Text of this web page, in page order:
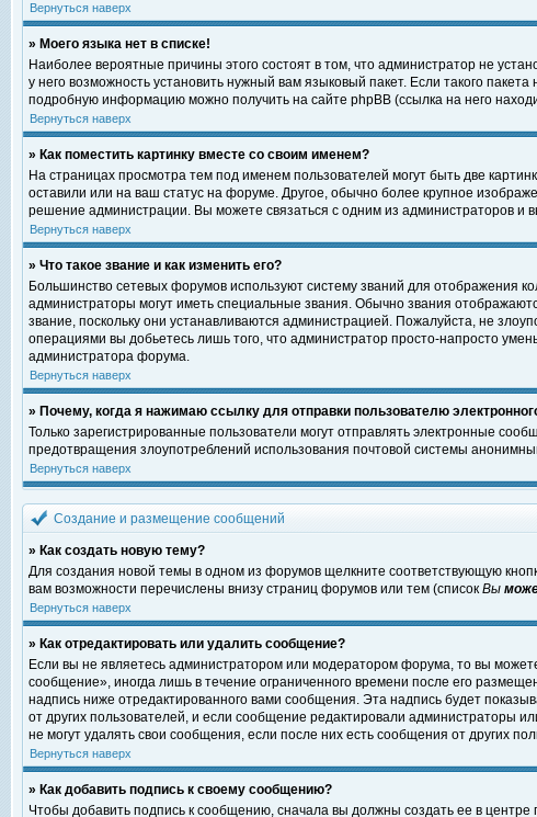
Вернуться наверх
» Моего языка нет в списке!
Наиболее вероятные причины этого состоят в том, что администратор не
у него возможность установить нужный вам языковый пакет. Если такого
подробную информацию можно получить на сайте phpBB (ссылка на него
Вернуться наверх
» Как поместить картинку вместе со своим именем?
На страницах просмотра тем под именем пользователей могут быть две
оставили или на ваш статус на форуме. Другое, обычно более крупное
решение администрации. Вы можете связаться с одним из администраторов и
Вернуться наверх
» Что такое звание и как изменить его?
Большинство сетевых форумов используют систему званий для отображения
администраторы могут иметь специальные звания. Обычно звания
звание, поскольку они устанавливаются администрацией. Пожалуйста, не
операциями вы добьетесь лишь того, что администратор просто-напросто
администратора форума.
Вернуться наверх
» Почему, когда я нажимаю ссылку для отправки пользователю
Только зарегистрированные пользователи могут отправлять электронные
предотвращения злоупотреблений использования почтовой системы
Вернуться наверх
Создание и размещение сообщений
» Как создать новую тему?
Для создания новой темы в одном из форумов щелкните соответствующую
вам возможности перечислены внизу страниц форумов или тем (список Вы
Вернуться наверх
» Как отредактировать или удалить сообщение?
Если вы не являетесь администратором или модератором форума, то вы
сообщение», иногда лишь в течение ограниченного времени после его
надпись ниже отредактированного вами сообщения. Эта надпись будет
от других пользователей, и если сообщение редактировали администраторы
не могут удалять свои сообщения, если после них есть сообщения от других
Вернуться наверх
» Как добавить подпись к своему сообщению?
Чтобы добавить подпись к сообщению, сначала вы должны создать ее в